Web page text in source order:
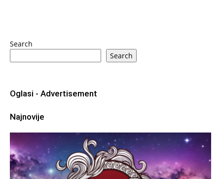
Search
Search
Oglasi - Advertisement
Najnovije